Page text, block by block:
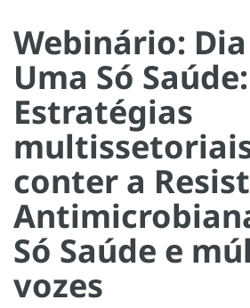
Webinário:
Uma Só Saúde:
Estratégias
conter a
Só Saúde e
vozes